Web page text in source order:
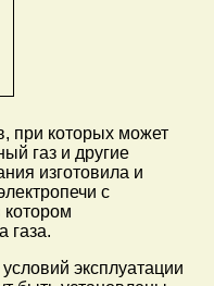
при которых может
газ и другие
изготовила и
с
газа.
эксплуатации